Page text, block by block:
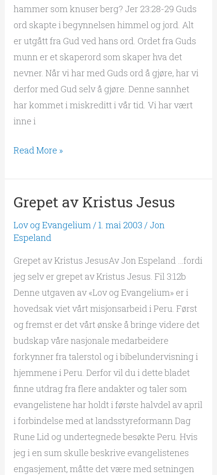
hammer som knuser berg? Jer 23:28-29 Guds
ord skapte i begynnelsen himmel og jord. Alt
er utgått fra Gud ved hans ord. Ordet fra Guds
munn er et skaperord som skaper hva det
nevner. Når vi har med Guds ord å gjøre, har vi
derfor med Gud selv å gjøre. Denne sannhet
har kommet i miskreditt i vår tid. Vi har vært
inne i
Read More »
Grepet av Kristus Jesus
Lov og Evangelium /1. mai 2003 / Jon
Espeland
Grepet av Kristus JesusAv Jon Espeland …fordi
jeg selv er grepet av Kristus Jesus. Fil 3:12b
Denne utgaven av «Lov og Evangelium» er i
hovedsak viet vårt misjonsarbeid i Peru. Først
og fremst er det vårt ønske å bringe videre det
budskap våre nasjonale medarbeidere
forkynner fra talerstol og i bibelundervisning i
hjemmene i Peru. Derfor vil du i dette bladet
finne utdrag fra flere andakter og taler som
evangelistene har holdt i første halvdel av april
i forbindelse med at landsstyreformann Dag
Rune Lid og undertegnede besøkte Peru. Hvis
jeg i en sum skulle beskrive evangelistenes
engasjement, måtte det være med setningen
Grepet
Kristus